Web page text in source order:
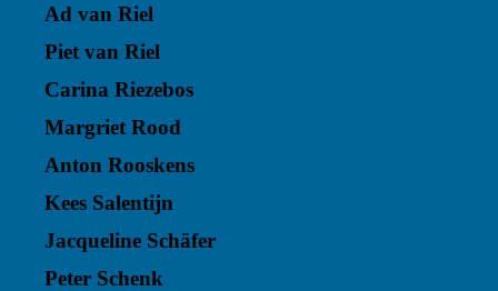
Ad van Riel
Piet van Riel
Carina Riezebos
Margriet Rood
Anton Rooskens
Kees Salentijn
Jacqueline Schäfer
Peter Schenk